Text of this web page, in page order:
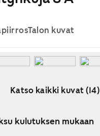
Talon kuvat
Katso kaikki kuvat (14)
14
kulutuksen mukaan